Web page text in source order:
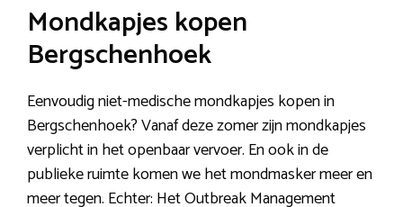
Mondkapjes kopen
Bergschenhoek
Eenvoudig niet-medische mondkapjes kopen in
Bergschenhoek? Vanaf deze zomer zijn mondkapjes
verplicht in het openbaar vervoer. En ook in de
publieke ruimte komen we het mondmasker meer en
meer tegen. Echter: Het Outbreak Management